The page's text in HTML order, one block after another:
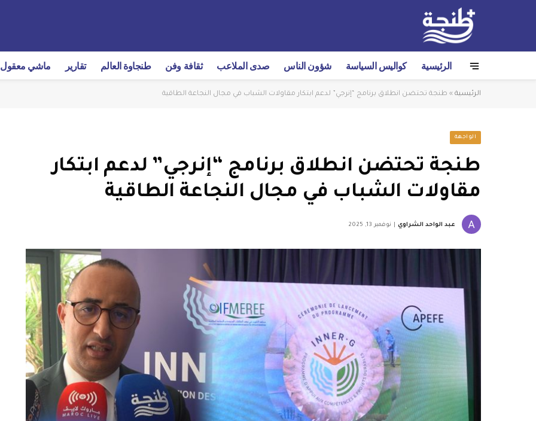
الرئيسية كواليس السياسة شؤون الناس صدى الملاعب ثقافة وفن طنجاوة العالم تقارير ماشي معقول
الرئيسية » طنجة تحتضن انطلاق برنامج “إنرجي” لدعم ابتكار مقاولات الشباب في مجال النجاعة الطاقية
الواجهة
طنجة تحتضن انطلاق برنامج “إنرجي” لدعم ابتكار
مقاولات الشباب في مجال النجاعة الطاقية
عبد الواحد الشراوي نوفمبر 13, 2025